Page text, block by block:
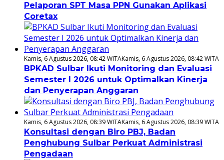
Pelaporan SPT Masa PPN Gunakan Aplikasi
Coretax
Kamis, 6 Agustus 2026, 08:42 WITAKamis, 6 Agustus 2026, 08:42 WITA
BPKAD Sulbar Ikuti Monitoring dan Evaluasi
Semester I 2026 untuk Optimalkan Kinerja
dan Penyerapan Anggaran
Kamis, 6 Agustus 2026, 08:39 WITAKamis, 6 Agustus 2026, 08:39 WITA
Konsultasi dengan Biro PBJ, Badan
Penghubung Sulbar Perkuat Administrasi
Pengadaan